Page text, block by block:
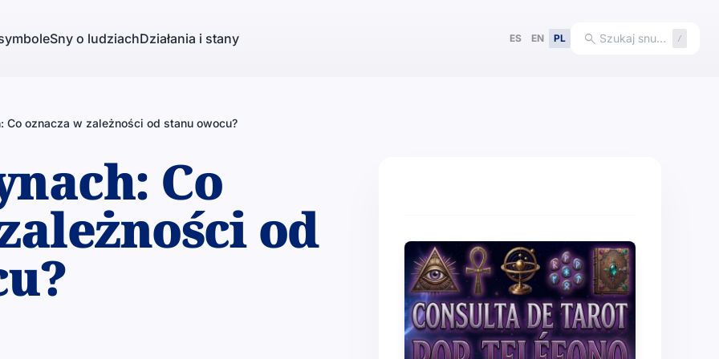
Sny o ludziachDziałania i stany ES EN PL search Szukaj snu… /
Co oznacza w zależności od stanu owocu?
Co
od